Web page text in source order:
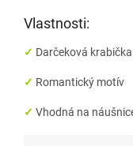
Vlastnosti:
✓ Darčeková
✓ Romantický motív
✓ Vhodná na